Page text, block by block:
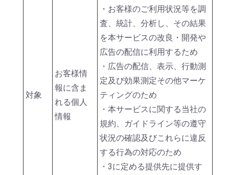
対象
お客様情
報に含ま
れる個人
情報
・お客様のご利用状況等を調
査、統計、分析し、その結果
を本サービスの改良・開発や
広告の配信に利用するため
・広告の配信、表示、行動測
定及び効果測定その他マーケ
ティングのため
・本サービスに関する当社の
規約、ガイドライン等の遵守
状況の確認及びこれらに違反
する行為の対応のため
・3に定める提供先に提供す